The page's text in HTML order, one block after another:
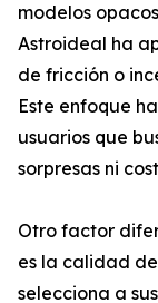
modelos
Astroideal ha
de fricción o
Este enfoque
usuarios que
sorpresas ni
Otro factor
es la calidad
selecciona a